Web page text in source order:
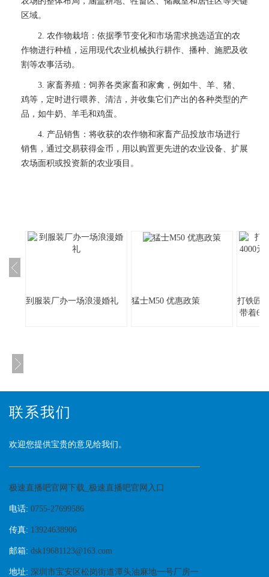
区域。
2. 农作物栽培：依据季节变化和市场需求挑选适宜的农
作物进行种植，运用现代农业机械执行耕作、播种、施肥及收
割等农事活动。
3. 家畜养殖：饲养各类家畜和家禽，例如牛、羊、猪、
鸡等，定时进行喂养、清洁，并收集它们产出的各种类型的产
品，如牛奶、羊毛和鸡蛋。
4. 产品销售：将收获的农作物和家畜产品投放市场进行
销售，通过交易获得金币，用以购置更先进的农业设备、扩展
农场面积或投资新的农业项目。
到服装厂办一场浪漫婚礼 猛士M50 优惠政策
打铁匠
带着6
联系我们
欢迎您提供宝贵的意见给我们。
极速直播吧官网下载_极速直播吧官网入口
电话: 0755-27699586
传真: 13924638906
邮箱: dsk19681123@163.com
地址: 深圳市宝安区松岗街道潭头油麻地一号厂房一